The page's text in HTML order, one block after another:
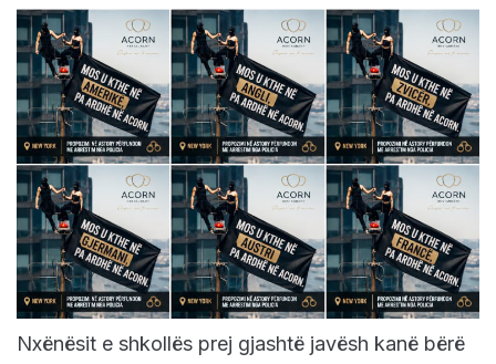
Nxënësit e shkollës prej gjashtë javësh kanë bërë